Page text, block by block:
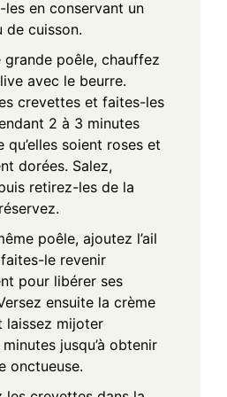
les en conservant un
de cuisson.
grande poêle, chauffez
avec le beurre.
crevettes et faites-les
2 à 3 minutes
qu’elles soient roses et
dorées. Salez,
retirez-les de la
poêle, ajoutez l’ail
le revenir
pour libérer ses
ensuite la crème
laissez mijoter
jusqu’à obtenir
onctueuse.